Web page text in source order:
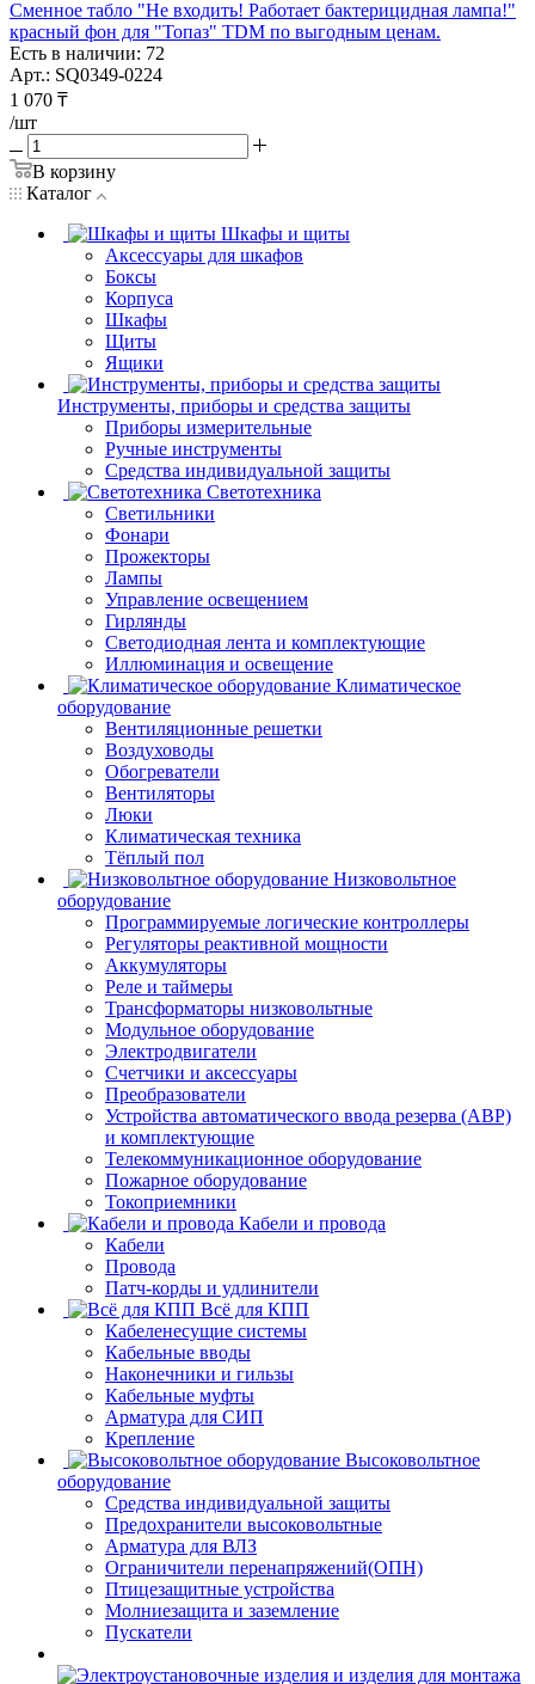
Сменное табло "Не входить! Работает бактерицидная лампа!"
красный фон для "Топаз" TDM по выгодным ценам.
Есть в наличии: 72
Арт.: SQ0349-0224
1 070 ₸
/шт
В корзину
Каталог
Шкафы и щиты
Аксессуары для шкафов
Боксы
Корпуса
Шкафы
Щиты
Ящики
Инструменты, приборы и средства защиты
Приборы измерительные
Ручные инструменты
Средства индивидуальной защиты
Светотехника
Светильники
Фонари
Прожекторы
Лампы
Управление освещением
Гирлянды
Светодиодная лента и комплектующие
Иллюминация и освещение
Климатическое
оборудование
Вентиляционные решетки
Воздуховоды
Обогреватели
Вентиляторы
Люки
Климатическая техника
Тёплый пол
Низковольтное
оборудование
Программируемые логические контроллеры
Регуляторы реактивной мощности
Аккумуляторы
Реле и таймеры
Трансформаторы низковольтные
Модульное оборудование
Электродвигатели
Счетчики и аксессуары
Преобразователи
Устройства автоматического ввода резерва (АВР)
и комплектующие
Телекоммуникационное оборудование
Пожарное оборудование
Токоприемники
Кабели и провода
Кабели
Провода
Патч-корды и удлинители
Всё для КПП
Кабеленесущие системы
Кабельные вводы
Наконечники и гильзы
Кабельные муфты
Арматура для СИП
Крепление
Высоковольтное
оборудование
Средства индивидуальной защиты
Предохранители высоковольтные
Арматура для ВЛЗ
Ограничители перенапряжений(ОПН)
Птицезащитные устройства
Молниезащита и заземление
Пускатели